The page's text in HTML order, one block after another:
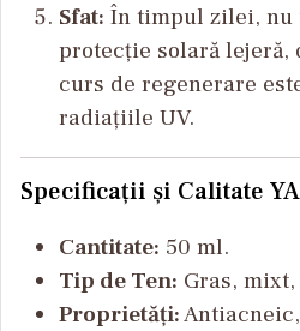
Sfat: În timpul zilei, nu
protecție solară lejeră,
curs de regenerare
radiațiile UV.
Specificații și Calitate
Cantitate: 50 ml.
Tip de Ten: Gras,
Proprietăți: